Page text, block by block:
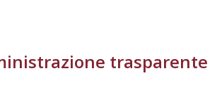
trasparente